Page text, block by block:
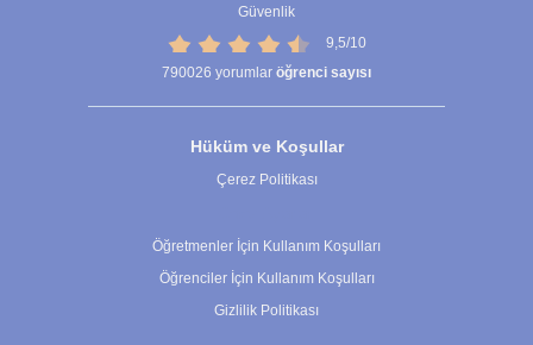
Güvenlik
9,5/10
790026 yorumlar öğrenci sayısı
Hüküm ve Koşullar
Çerez Politikası
Öğretmenler İçin Kullanım Koşulları
Öğrenciler İçin Kullanım Koşulları
Gizlilik Politikası